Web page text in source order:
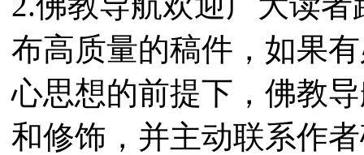
布高质量的稿件，如果
心思想的前提下，佛教
和修饰，并主动联系作